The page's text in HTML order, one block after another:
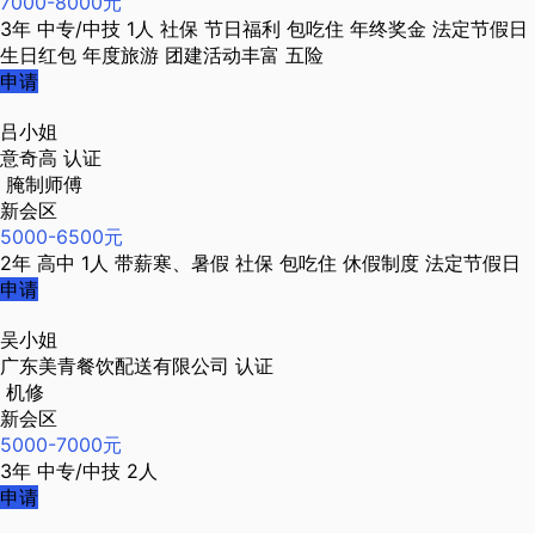
3年 中专/中技 1人 社保 节日福利 包吃住 年终奖金 法定节假日
生日红包 年度旅游 团建活动丰富 五险
申请
吕小姐
意奇高 认证
腌制师傅
新会区
5000-6500元
2年 高中 1人 带薪寒、暑假 社保 包吃住 休假制度 法定节假日
申请
吴小姐
广东美青餐饮配送有限公司 认证
机修
新会区
5000-7000元
3年 中专/中技 2人
申请